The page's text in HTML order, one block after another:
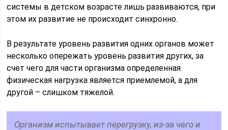
системы в детском возрасте лишь развиваются, при
этом их развитие не происходит синхронно.
В результате уровень развития одних органов может
несколько опережать уровень развития других, за
счет чего для части организма определенная
физическая нагрузка является приемлемой, а для
другой – слишком тяжелой.
Организм испытывает перегрузку, из-за чего и